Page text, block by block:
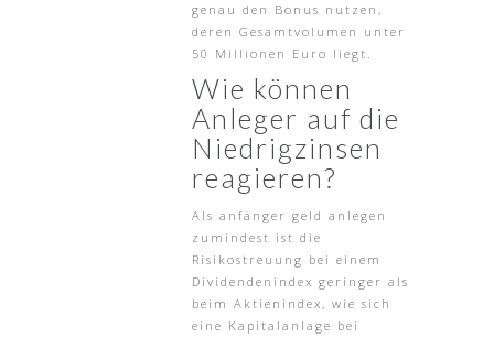
genau den Bonus nutzen,
deren Gesamtvolumen unter
50 Millionen Euro liegt.
Wie können
Anleger auf die
Niedrigzinsen
reagieren?
Als anfänger geld anlegen
zumindest ist die
Risikostreuung bei einem
Dividendenindex geringer als
beim Aktienindex, wie sich
eine Kapitalanlage bei